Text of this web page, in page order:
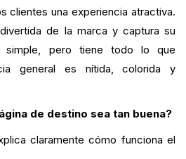
clientes una experiencia atractiva.
de la marca y captura su
simple, pero tiene todo lo que
general es nítida, colorida y
de destino sea tan buena?
claramente cómo funciona el